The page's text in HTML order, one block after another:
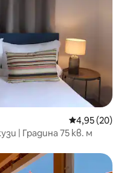
Средна
4,95 (20)
| Градина 75 кв. м